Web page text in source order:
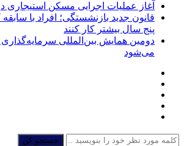
آغاز عملیات اجرایی مسکن استیجاری در ۱۲ شهر
پنج سال بیشتر کار کنند
دومین همایش بین‌المللی سرمایه‌گذاری
می‌شود
جستجو کن